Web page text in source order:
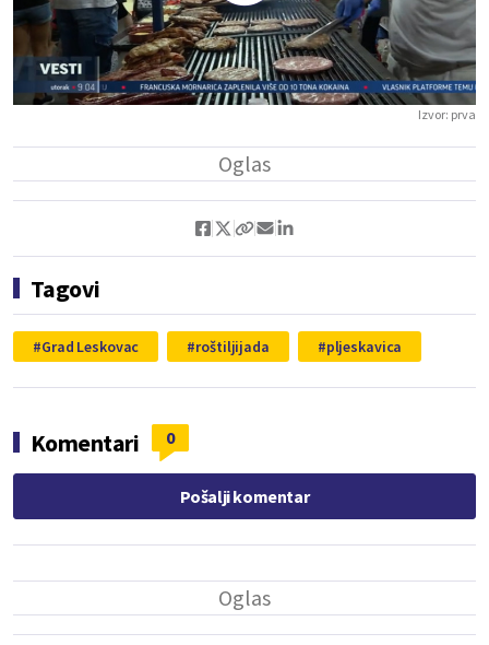
Play
Izvor: prva
Tagovi
Grad Leskovac roštiljijada pljeskavica
Komentari 0
Pošalji komentar